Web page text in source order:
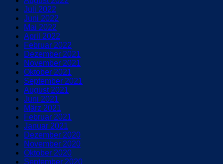
Juli 2022
Juni 2022
Mai 2022
April 2022
Februar 2022
Dezember 2021
November 2021
Oktober 2021
September 2021
August 2021
Juni 2021
März 2021
Februar 2021
Januar 2021
Dezember 2020
November 2020
Oktober 2020
September 2020